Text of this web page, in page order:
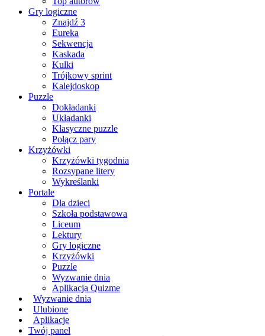
Gry logiczne
Znajdź 3
Eureka
Sekwencja
Kaskada
Kulki
Trójkowy sprint
Kalejdoskop
Puzzle
Dokładanki
Układanki
Klasyczne puzzle
Połącz pary
Krzyżówki
Krzyżówki tygodnia
Rozsypane litery
Wykreślanki
Portale
Dla dzieci
Szkoła podstawowa
Liceum
Lektury
Gry logiczne
Krzyżówki
Puzzle
Wyzwanie dnia
Aplikacja Quizme
Wyzwanie dnia
Ulubione
Aplikacje
Twój panel